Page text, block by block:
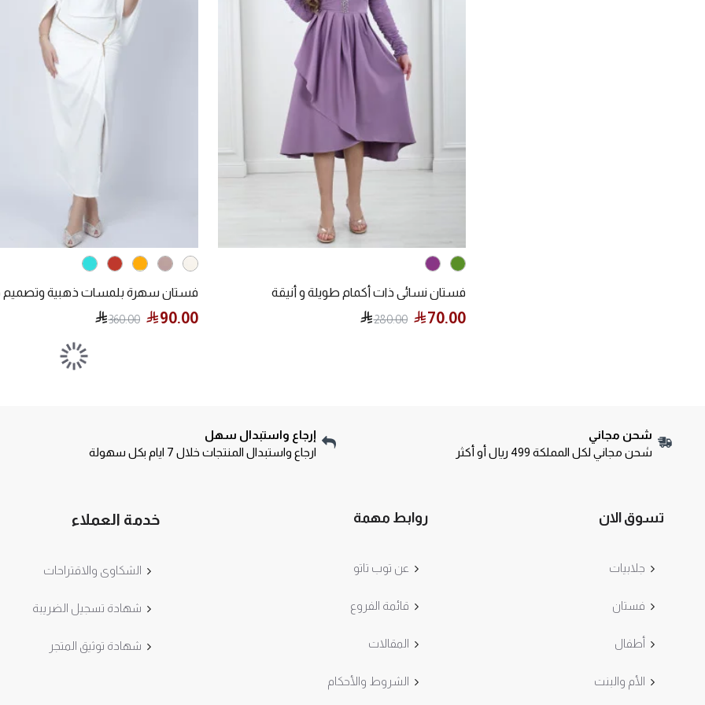
فستان نسائي ذات أكمام طويلة و أنيقة
70.00
280.00
فستان سهرة بلمسات ذهبية وتصميم
90.00
360.00
شحن مجاني
شحن مجاني لكل المملكة 499 ريال أو أكثر
إرجاع واستبدال سهل
ارجاع واستبدال المنتجات خلال 7 ايام بكل سهولة
تسوق الان
جلابيات
فستان
أطفال
الأم والبنت
روابط مهمة
عن توب تاتو
قائمة الفروع
المقالات
الشروط والأحكام
خدمة العملاء
الشكاوى والاقتراحات
شهادة تسجيل الضريبة
شهادة توثيق المتجر